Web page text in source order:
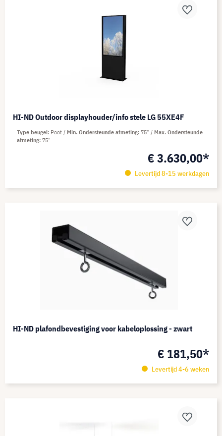
HI-ND Outdoor displayhouder/info stele LG 55XE4F
€ 3.630,00*
Levertijd 8-15 werkdagen
Type beugel Poot Min. Ondersteunde afmeting 75"
Max. Ondersteunde
afmeting 75"
HI-ND plafondbevestiging voor kabeloplossing - zwart
€ 181,50*
Levertijd 4-6 weken